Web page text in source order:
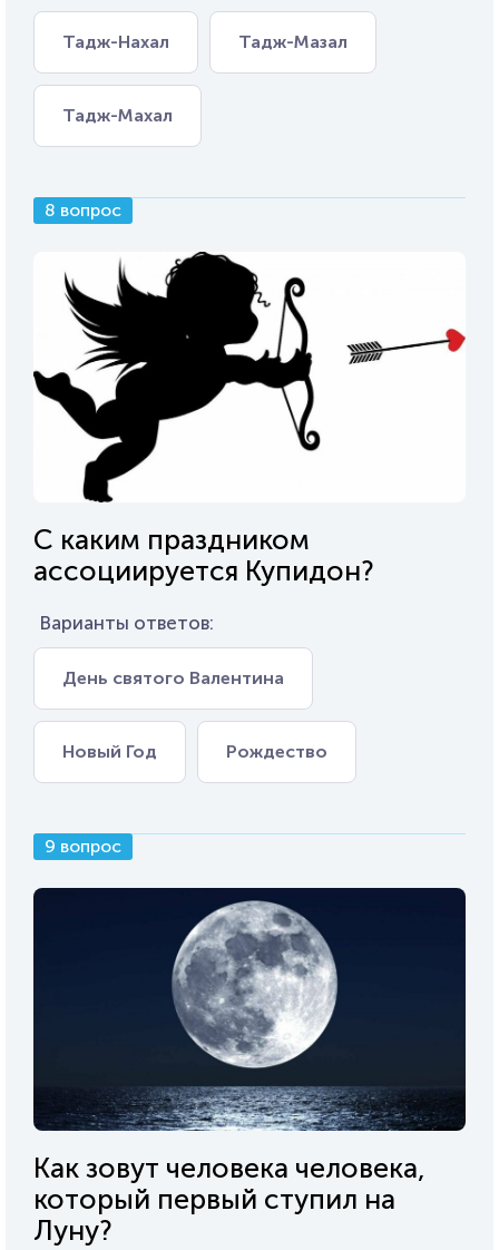
Тадж-Нахал Тадж-Мазал
Тадж-Махал
8 вопрос
С каким праздником
ассоциируется Купидон?
Варианты ответов:
День святого Валентина
Новый Год Рождество
9 вопрос
Как зовут человека человека,
который первый ступил на
Луну?